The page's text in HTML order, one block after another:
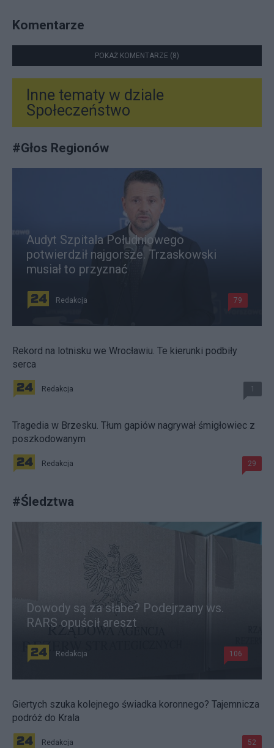
Komentarze
POKAŻ KOMENTARZE (8)
Inne tematy w dziale
Społeczeństwo
#Głos Regionów
Audyt Szpitala Południowego
potwierdził najgorsze. Trzaskowski
musiał to przyznać
Redakcja 79
Rekord na lotnisku we Wrocławiu. Te kierunki podbiły
serca
Redakcja 1
Tragedia w Brzesku. Tłum gapiów nagrywał śmigłowiec z
poszkodowanym
Redakcja 29
#Śledztwa
Dowody są za słabe? Podejrzany ws.
RARS opuścił areszt
Redakcja 106
Giertych szuka kolejnego świadka koronnego? Tajemnicza
podróż do Krala
Redakcja 52